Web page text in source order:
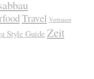
Travel Vertrauen
Style Guide Zeit